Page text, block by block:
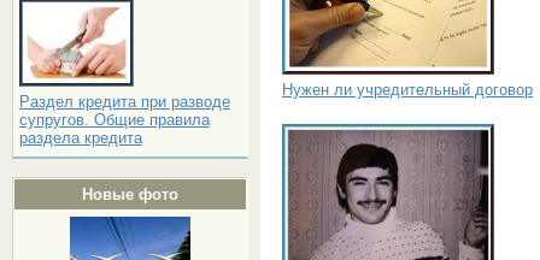
Раздел кредита при разводе
супругов. Общие правила
раздела кредита
Новые фото
Нужен ли учредительный договор